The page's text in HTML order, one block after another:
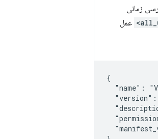
زمانی
عمل
{
"name":
"version":